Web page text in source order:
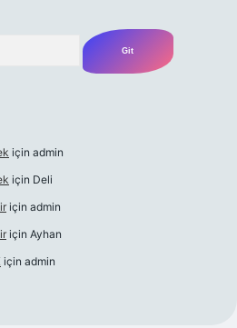
için admin
için Deli
için admin
için Ayhan
için admin